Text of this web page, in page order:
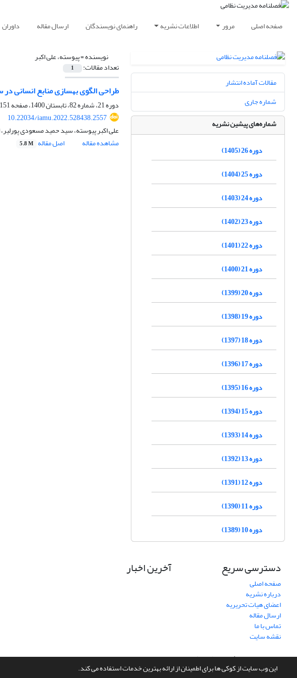
این وب سایت از کوکی ها برای اطمینان از ارائه بهترین خدمات استفاده می کند.
صفحه اصلی مرور اطلاعات نشریه راهنمای نویسندگان ارسال مقاله داوران
نویسنده =پیوسته، علی اکبر
تعداد مقالات: 1
طراحی الگوی بهسازی منابع انسانی
دوره 21، شماره 82، تابستان 1400، صفحه
151-178
10.22034/iamu.2022.528438.2557
علی اکبر پیوسته، سید حمید مسعودی
مشاهده مقاله
اصل مقاله 5.8 M
مقالات آماده انتشار
شماره جاری
شماره‌های پیشین نشریه
دوره 26 (1405)
دوره 25 (1404)
دوره 24 (1403)
دوره 23 (1402)
دوره 22 (1401)
دوره 21 (1400)
دوره 20 (1399)
دوره 19 (1398)
دوره 18 (1397)
دوره 17 (1396)
دوره 16 (1395)
دوره 15 (1394)
دوره 14 (1393)
دوره 13 (1392)
دوره 12 (1391)
دوره 11 (1390)
دوره 10 (1389)
دسترسی سریع
صفحه اصلی
درباره نشریه
اعضای هیات تحریریه
ارسال مقاله
تماس با ما
نقشه سایت
آخرین اخبار
سامانه مدیریت نشریات علمی.طراحی و پیاده سازی ازسیناوب